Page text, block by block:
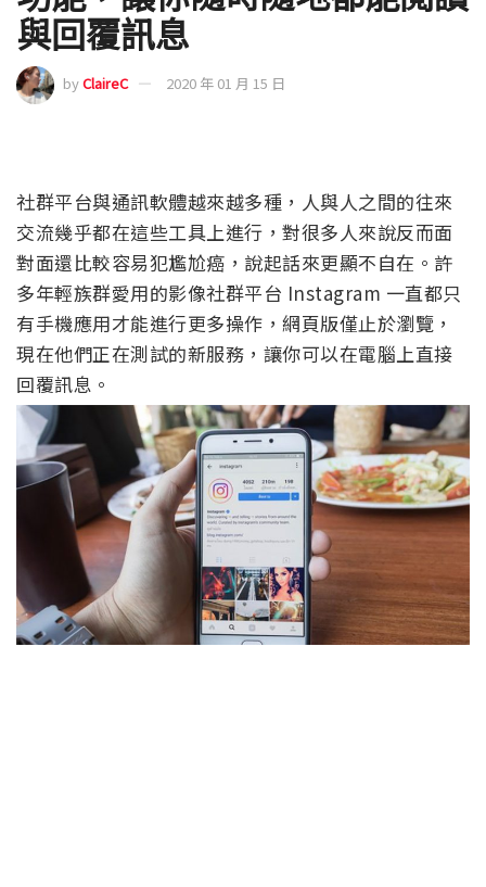
與回覆訊息
byClaireC 2020 年 01 月 15 日
社群平台與通訊軟體越來越多種，人與人之間的往來
交流幾乎都在這些工具上進行，對很多人來說反而面
對面還比較容易犯尷尬癌，說起話來更顯不自在。許
多年輕族群愛用的影像社群平台 Instagram 一直都只
有手機應用才能進行更多操作，網頁版僅止於瀏覽，
現在他們正在測試的新服務，讓你可以在電腦上直接
回覆訊息。